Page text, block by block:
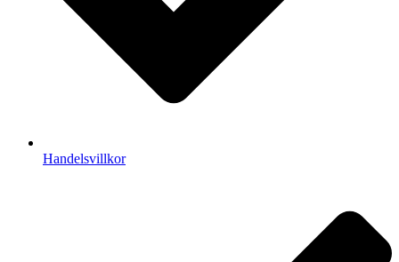
Handelsvillkor